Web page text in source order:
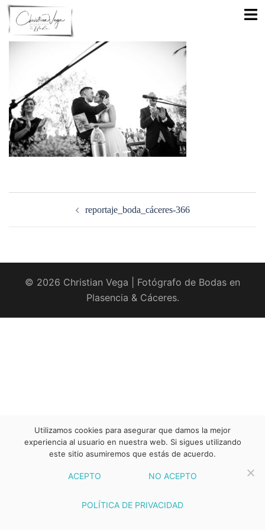
Saltar
contenido
reportaje_boda_cáceres-366
© 2026 Christian Vega | Fotógrafo de Bodas en
Plasencia & Cáceres.
Utilizamos cookies para asegurar que damos la mejor
experiencia al usuario en nuestra web. Si sigues utilizando
este sitio asumiremos que estás de acuerdo.
ACEPTO NO ACEPTO
POLÍTICA DE PRIVACIDAD